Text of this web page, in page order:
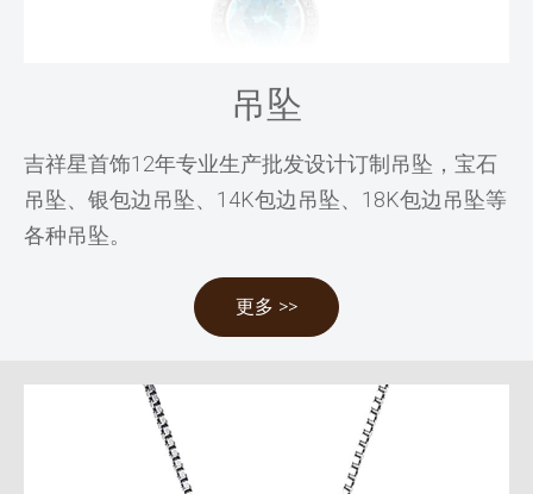
吊坠
吉祥星首饰12年专业生产批发设计订制吊坠，宝石
吊坠、银包边吊坠、14K包边吊坠、18K包边吊坠等
各种吊坠。
更多 >>